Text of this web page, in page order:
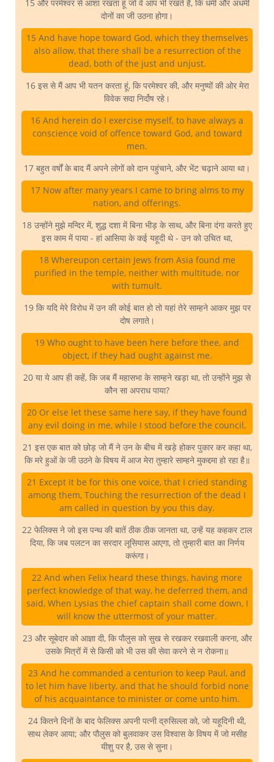
15 और परमेश्वर से आशा रखता हूं जो वे आप भी रखते हैं, कि धर्मी और अधर्मी
दोनों का जी उठना होगा।
15 And have hope toward God, which they themselves
also allow, that there shall be a resurrection of the
dead, both of the just and unjust.
16 इस से मैं आप भी यतन करता हूं, कि परमेश्वर की, और मनुष्यों की ओर मेरा
विवेक सदा निर्दोष रहे।
16 And herein do I exercise myself, to have always a
conscience void of offence toward God, and toward
men.
17 बहुत वर्षों के बाद मैं अपने लोगों को दान पहुंचाने, और भेंट चढ़ाने आया था।
17 Now after many years I came to bring alms to my
nation, and offerings.
18 उन्होंने मुझे मन्दिर में, शुद्ध दशा में बिना भीड़ के साथ, और बिना दंगा करते हुए
इस काम में पाया - हां आसिया के कई यहूदी थे - उन को उचित था,
18 Whereupon certain Jews from Asia found me
purified in the temple, neither with multitude, nor
with tumult.
19 कि यदि मेरे विरोध में उन की कोई बात हो तो यहां तेरे साम्हने आकर मुझ पर
दोष लगाते।
19 Who ought to have been here before thee, and
object, if they had ought against me.
20 या ये आप ही कहें, कि जब मैं महासभा के साम्हने खड़ा था, तो उन्होंने मुझ से
कौन सा अपराध पाया?
20 Or else let these same here say, if they have found
any evil doing in me, while I stood before the council,
21 इस एक बात को छोड़ जो मैं ने उन के बीच में खड़े होकर पुकार कर कहा था,
कि मरे हुओं के जी उठने के विषय में आज मेरा तुम्हारे साम्हने मुकद्दमा हो रहा है॥
21 Except it be for this one voice, that I cried standing
among them, Touching the resurrection of the dead I
am called in question by you this day.
22 फेलिक्स ने जो इस पन्थ की बातें ठीक ठीक जानता था, उन्हें यह कहकर टाल
दिया, कि जब पलटन का सरदार लूसियास आएगा, तो तुम्हारी बात का निर्णय
करूंगा।
22 And when Felix heard these things, having more
perfect knowledge of that way, he deferred them, and
said, When Lysias the chief captain shall come down, I
will know the uttermost of your matter.
23 और सूबेदार को आज्ञा दी, कि पौलुस को सुख से रखकर रखवाली करना, और
उसके मित्रों में से किसी को भी उस की सेवा करने से न रोकना॥
23 And he commanded a centurion to keep Paul, and
to let him have liberty, and that he should forbid none
of his acquaintance to minister or come unto him.
24 कितने दिनों के बाद फेलिक्स अपनी पत्नी द्रुसिल्ला को, जो यहूदिनी थी,
साथ लेकर आया; और पौलुस को बुलवाकर उस विश्वास के विषय में जो मसीह
यीशु पर है, उस से सुना।